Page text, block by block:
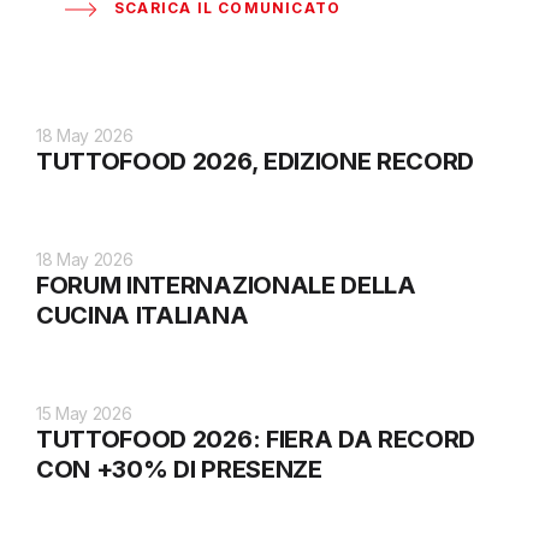
SCARICA IL COMUNICATO
18 May 2026
TUTTOFOOD 2026, EDIZIONE RECORD
18 May 2026
FORUM INTERNAZIONALE DELLA
CUCINA ITALIANA
15 May 2026
TUTTOFOOD 2026: FIERA DA RECORD
CON +30% DI PRESENZE